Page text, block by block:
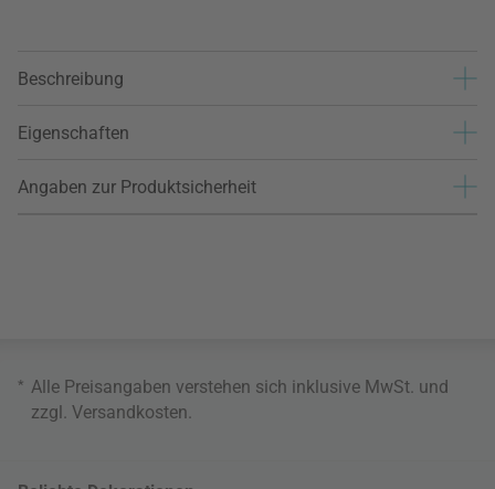
Beschreibung
Eigenschaften
Angaben zur Produktsicherheit
* Alle Preisangaben verstehen sich inklusive MwSt. und
zzgl. Versandkosten.